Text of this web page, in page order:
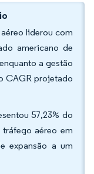
liderou com
americano de
a gestão
CAGR projetado
57,23% do
aéreo em
expansão a um